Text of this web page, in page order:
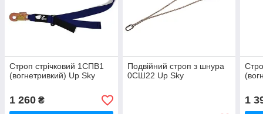
Строп стрічковий 1СПВ1
(вогнетривкий) Up Sky
1 260 ₴
Подвійний строп з шнура
0СШ22 Up Sky
1